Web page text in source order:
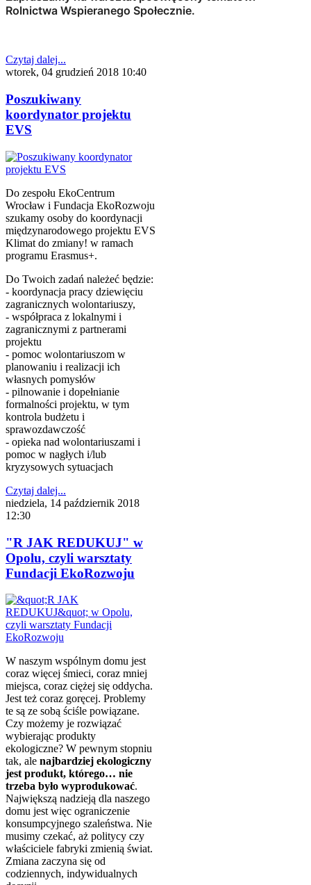
Rolnictwa Wspieranego Społecznie.
Czytaj dalej...
wtorek, 04 grudzień 2018 10:40
Poszukiwany
koordynator projektu
EVS
Do zespołu EkoCentrum
Wrocław i Fundacja EkoRozwoju
szukamy osoby do koordynacji
międzynarodowego projektu EVS
Klimat do zmiany! w ramach
programu Erasmus+.
Do Twoich zadań należeć będzie:
- koordynacja pracy dziewięciu
zagranicznych wolontariuszy,
- współpraca z lokalnymi i
zagranicznymi z partnerami
projektu
- pomoc wolontariuszom w
planowaniu i realizacji ich
własnych pomysłów
- pilnowanie i dopełnianie
formalności projektu, w tym
kontrola budżetu i
sprawozdawczość
- opieka nad wolontariuszami i
pomoc w nagłych i/lub
kryzysowych sytuacjach
Czytaj dalej...
niedziela, 14 październik 2018
12:30
"R JAK REDUKUJ" w
Opolu, czyli warsztaty
Fundacji EkoRozwoju
W naszym wspólnym domu jest
coraz więcej śmieci, coraz mniej
miejsca, coraz ciężej się oddycha.
Jest też coraz goręcej. Problemy
te są ze sobą ściśle powiązane.
Czy możemy je rozwiązać
wybierając produkty
ekologiczne? W pewnym stopniu
tak, ale najbardziej ekologiczny
jest produkt, którego… nie
trzeba było wyprodukować.
Największą nadzieją dla naszego
domu jest więc ograniczenie
konsumpcyjnego szaleństwa. Nie
musimy czekać, aż politycy czy
właściciele fabryki zmienią świat.
Zmiana zaczyna się od
codziennych, indywidualnych